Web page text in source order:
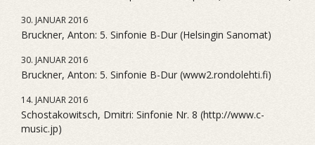
30. JANUAR 2016
Bruckner, Anton: 5. Sinfonie B-Dur (Helsingin Sanomat)
30. JANUAR 2016
Bruckner, Anton: 5. Sinfonie B-Dur (www2.rondolehti.fi)
14. JANUAR 2016
Schostakowitsch, Dmitri: Sinfonie Nr. 8 (http://www.c-
music.jp)